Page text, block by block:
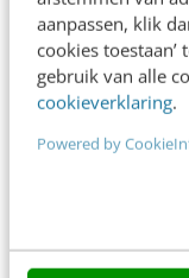
aanpassen, klik
cookies
gebruik van alle
cookieverklaring.
Powered by
Ons team
Werken bij
Whitepapers
AI & Tech